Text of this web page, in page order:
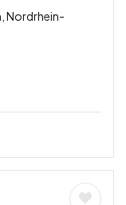
Nordrhein-